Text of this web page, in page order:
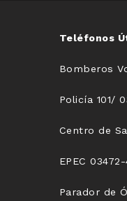
Teléfonos
Bomberos
Policía 101/
Centro de
EPEC 03472-
Parador de